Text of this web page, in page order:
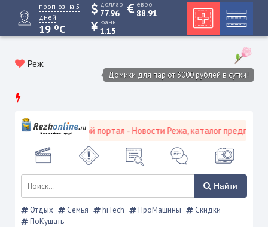
прогноз на 5
дней
19 oC
доллар
77.96
евро
88.91
юань
1.15
Реж
Домики для пар от 3000 рублей в сутки!
Режевской городской портал - Новости Режа, каталог
Найти
Отдых Семья hiTech ПроМашины
Скидки
ПоКушать